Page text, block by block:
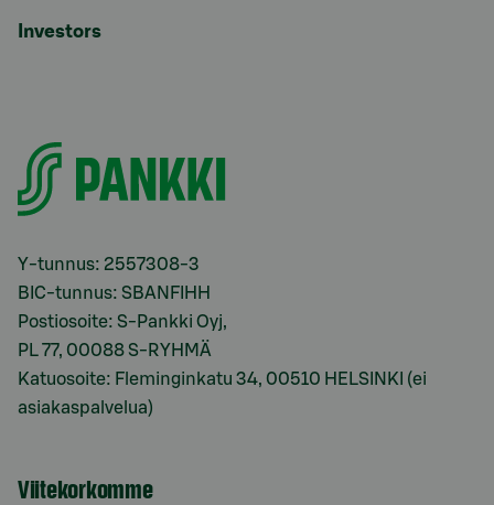
Investors
Y-tunnus: 2557308-3
BIC-tunnus: SBANFIHH
Postiosoite: S-Pankki Oyj,
PL 77, 00088 S-RYHMÄ
Katuosoite: Fleminginkatu 34, 00510 HELSINKI (ei
asiakaspalvelua)
Viitekorkomme